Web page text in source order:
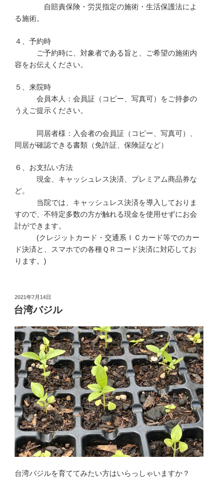
自賠責保険・労災指定の施術・生活保護法によ
る施術。
４、予約時
ご予約時に、対象者である旨と、ご希望の施術内
容をお伝えください。
５、来院時
会員本人：会員証（コピー、写真可）をご持参の
うえご提示ください。
同居者様：入会者の会員証（コピー、写真可）、
同居が確認できる書類（免許証、保険証など）
６、お支払い方法
現金、キャッシュレス決済、プレミアム商品券な
ど。
当院では、キャッシュレス決済を導入しておりま
すので、不特定多数の方が触れる現金を使用せずにお会
計ができます。
(クレジットカード・交通系ＩＣカード等でのカー
ド決済と、スマホでの各種ＱＲコード決済に対応してお
ります。)
投
稿
日:
2021年7月14日
台湾バジル
台湾バジルを育ててみたい方はいらっしゃいますか？